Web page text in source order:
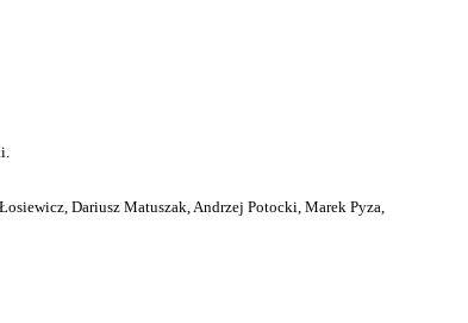
Dariusz Matuszak, Andrzej Potocki, Marek Pyza,